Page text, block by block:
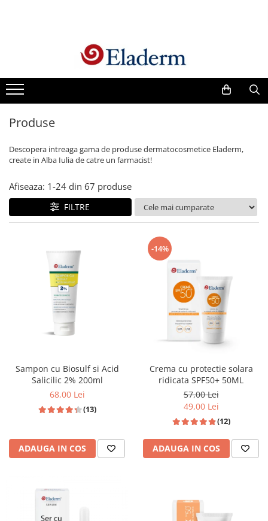
Vezi toate produsele
Creme cu protectie solara
Produse Antirid
Produse Hidratante
Antirozacee
Produse Antiacnee
Creme contur ochi
Seruri
Lotiuni tonice
Produse pentru curatare
Creme Emoliente
Produse pentru pete pigmentare
Pachete
Produse
Descopera intreaga gama de produse dermatocosmetice Eladerm,
create in Alba Iulia de catre un farmacist!
Afiseaza: 1-24 din 67 produse
FILTRE
Sampon cu Biosulf si Acid
Salicilic 2% 200ml
68,00 Lei
(13)
ADAUGA IN COS
-14%
Crema cu protectie solara
ridicata SPF50+ 50ML
57,00 Lei
49,00 Lei
(12)
ADAUGA IN COS